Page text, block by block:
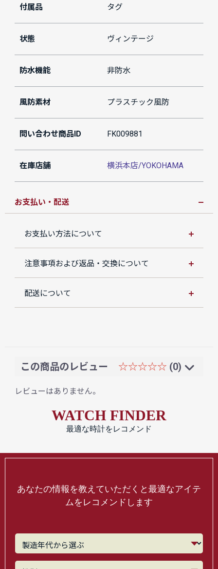
付属品 タグ
状態 ヴィンテージ
防水機能 非防水
風防素材 プラスチック風防
問い合わせ商品ID FK009881
在庫店舗 横浜本店/YOKOHAMA
お支払い・配送
お支払い方法について
注意事項および返品・交換について
配送について
この商品のレビュー ☆☆☆☆☆ (0)
レビューはありません。
WATCH FINDER
最適な時計をレコメンド
あなたの情報を教えていただくと最適なアイテ
ムをレコメンドします